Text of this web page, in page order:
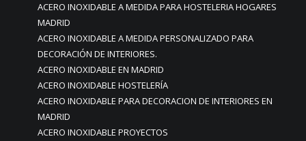
ACERO INOXIDABLE A MEDIDA PARA HOSTELERIA HOGARES
MADRID
ACERO INOXIDABLE A MEDIDA PERSONALIZADO PARA
DECORACIÓN DE INTERIORES.
ACERO INOXIDABLE EN MADRID
ACERO INOXIDABLE HOSTELERÍA
ACERO INOXIDABLE PARA DECORACION DE INTERIORES EN
MADRID
ACERO INOXIDABLE PROYECTOS